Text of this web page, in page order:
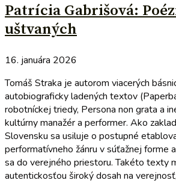
Patrícia Gabrišová:
uštvaných
16. januára 2026
Tomáš Straka je autorom viacerých
autobiograficky ladených textov
robotníckej triedy, Persona non grata a
kultúrny manažér a performer. Ako
Slovensku sa usiluje o postupné
performatívneho žánru v súťažnej forme
sa do verejného priestoru. Takéto texty
autentickosťou široký dosah na